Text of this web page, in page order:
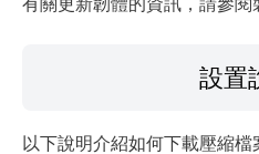
設置
以下說明介紹如何下載壓縮檔